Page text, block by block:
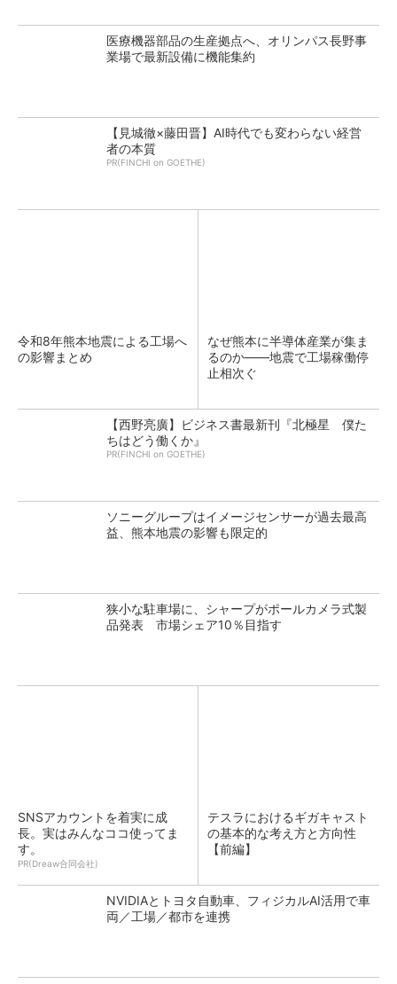
医療機器部品の生産拠点へ、オリンパス長野事
業場で最新設備に機能集約
【見城徹×藤田晋】AI時代でも変わらない経営
者の本質
PR(FINCHI on GOETHE)
令和8年熊本地震による工場へ
の影響まとめ
なぜ熊本に半導体産業が集ま
るのか――地震で工場稼働停
止相次ぐ
【西野亮廣】ビジネス書最新刊『北極星 僕た
ちはどう働くか』
PR(FINCHI on GOETHE)
ソニーグループはイメージセンサーが過去最高
益、熊本地震の影響も限定的
狭小な駐車場に、シャープがポールカメラ式製
品発表 市場シェア10％目指す
SNSアカウントを着実に成
長。実はみんなココ使ってま
す。
PR(Dreaw合同会社)
テスラにおけるギガキャスト
の基本的な考え方と方向性
【前編】
NVIDIAとトヨタ自動車、フィジカルAI活用で車
両／工場／都市を連携